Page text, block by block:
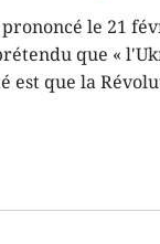
le 21
que «
est que la